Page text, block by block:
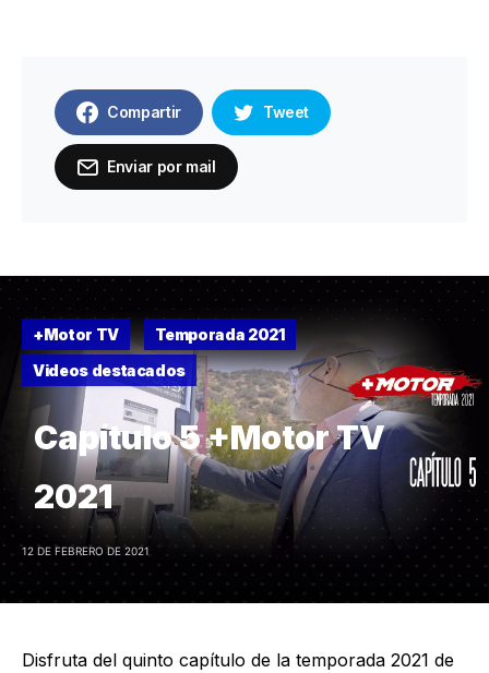
Compartir Tweet
Enviar por mail
+Motor TV
Temporada 2021
Videos destacados
Capítulo 5 +Motor TV
2021
12 DE FEBRERO DE 2021
Disfruta del quinto capítulo de la temporada 2021 de